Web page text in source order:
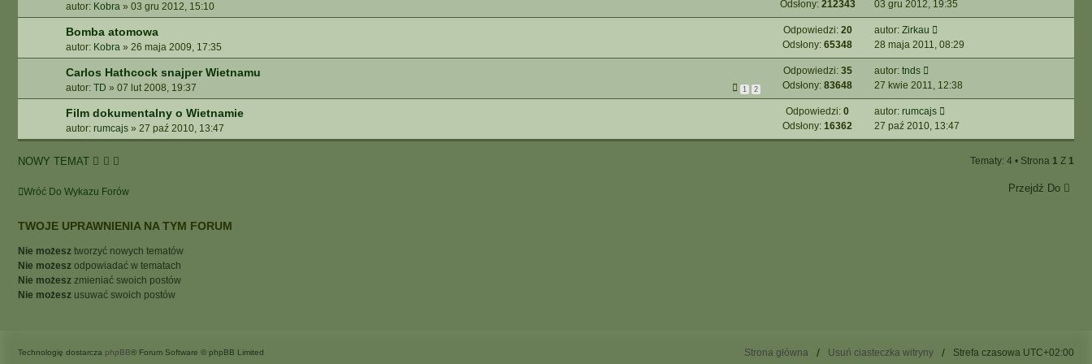
A
A
A
N
S
O
W
A
N
E
autor: Kobra » 03 gru 2012, 15:10
Odsłony: 212343
03 gru 2012, 19:35
Bomba atomowa
autor: Kobra » 26 maja 2009, 17:35
Odpowiedzi: 20
Odsłony: 65348
autor: Zirkau
28 maja 2011, 08:29
Carlos Hathcock snajper Wietnamu
autor: TD » 07 lut 2008, 19:37 1 2
Odpowiedzi: 35
Odsłony: 83648
autor: tnds
27 kwie 2011, 12:38
Film dokumentalny o Wietnamie
autor: rumcajs » 27 paź 2010, 13:47
Odpowiedzi: 0
Odsłony: 16362
autor: rumcajs
27 paź 2010, 13:47
NOWY TEMAT Tematy: 4 • Strona 1 Z 1
Wróć Do Wykazu Forów Przejdź Do
TWOJE UPRAWNIENIA NA TYM FORUM
Nie możesz tworzyć nowych tematów
Nie możesz odpowiadać w tematach
Nie możesz zmieniać swoich postów
Nie możesz usuwać swoich postów
Strona główna Usuń ciasteczka witryny Strefa czasowa UTC+02:00
Technologię dostarcza phpBB® Forum Software © phpBB Limited